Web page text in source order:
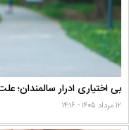
بی اختیاری ادرار سالمندان؛
۱۲ مرداد ۱۴۰۵ - ۱۴:۱۶